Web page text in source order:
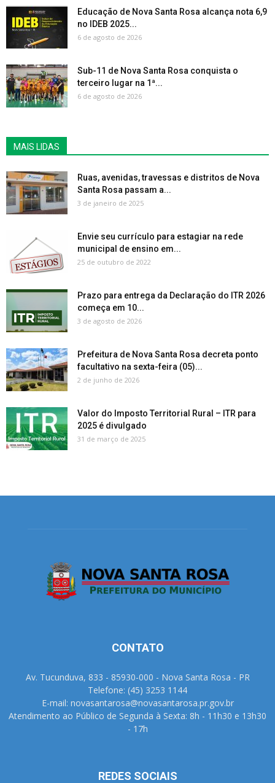
Educação de Nova Santa Rosa alcança nota 6,9
no IDEB 2025...
6 de agosto de 2026
Sub-11 de Nova Santa Rosa conquista o
terceiro lugar na 1ª...
6 de agosto de 2026
MAIS LIDAS
Ruas, avenidas, travessas e distritos de Nova
Santa Rosa passam a...
3 de janeiro de 2025
Envie seu currículo para estagiar na rede
municipal de ensino em...
25 de outubro de 2022
Prazo para entrega da Declaração do ITR 2026
começa em 10...
3 de agosto de 2026
Prefeitura de Nova Santa Rosa decreta ponto
facultativo na sexta-feira (05)...
2 de junho de 2026
Valor do Imposto Territorial Rural – ITR para
2025 é divulgado
31 de março de 2025
CONTATO
Av. Tucunduva, 833 - 85930-000 - Nova Santa Rosa - PR
Telefone: (45) 3253 1144
E-mail: novasantarosa@novasantarosa.pr.gov.br
Atendimento ao Público de Segunda à Sexta: 8h - 11h30 e 13h30
- 17h
REDES SOCIAIS